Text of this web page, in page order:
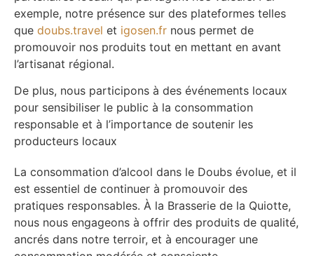
exemple, notre présence sur des plateformes telles
que doubs.travel et igosen.fr nous permet de
promouvoir nos produits tout en mettant en avant
l’artisanat régional.
De plus, nous participons à des événements locaux
pour sensibiliser le public à la consommation
responsable et à l’importance de soutenir les
producteurs locaux
La consommation d’alcool dans le Doubs évolue, et il
est essentiel de continuer à promouvoir des
pratiques responsables. À la Brasserie de la Quiotte,
nous nous engageons à offrir des produits de qualité,
ancrés dans notre terroir, et à encourager une